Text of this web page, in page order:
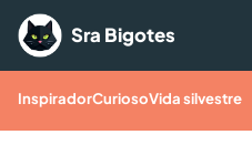
Saltar al contenido
Sra Bigotes
InspiradorCuriosoVida silvestre